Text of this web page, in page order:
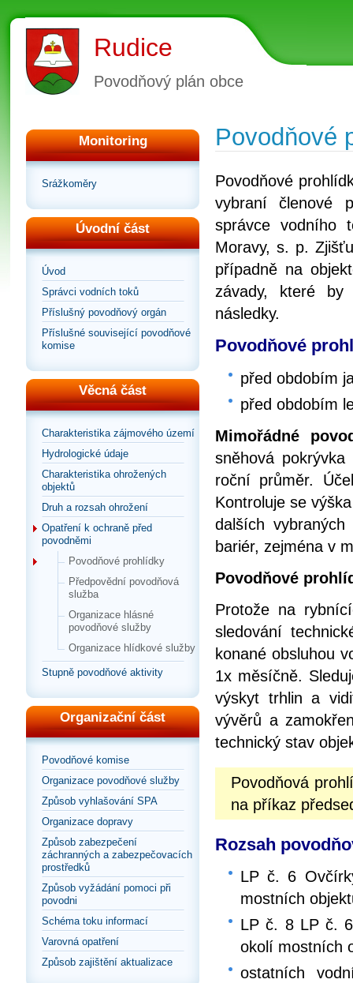
Rudice
Povodňový plán obce
Monitoring
Srážkoměry
Úvodní část
Úvod
Správci vodních toků
Příslušný povodňový orgán
Příslušné související povodňové
komise
Věcná část
Charakteristika zájmového území
Hydrologické údaje
Charakteristika ohrožených
objektů
Druh a rozsah ohrožení
Opatření k ochraně před
povodněmi
Povodňové prohlídky
Předpovědní povodňová
služba
Organizace hlásné
povodňové služby
Organizace hlídkové služby
Stupně povodňové aktivity
Organizační část
Povodňové komise
Organizace povodňové služby
Způsob vyhlašování SPA
Organizace dopravy
Způsob zabezpečení
záchranných a zabezpečovacích
prostředků
Způsob vyžádání pomoci při
povodni
Schéma toku informací
Varovná opatření
Způsob zajištění aktualizace
Povodňové
Povodňové
vybraní členové
správce vodního
Moravy, s. p.
případně na
závady, které by
následky.
Povodňové
před obdobím
před obdobím
Mimořádné
sněhová
roční průměr.
Kontroluje se
dalších
bariér, zejména v
Povodňové
Protože na
sledování
konané obsluhou
1x měsíčně.
výskyt trhlin a
vývěrů a
technický stav
Povodňová
na příkaz
Rozsah
LP č. 6
mostních
LP č. 8 LP č.
okolí mostních
ostatních